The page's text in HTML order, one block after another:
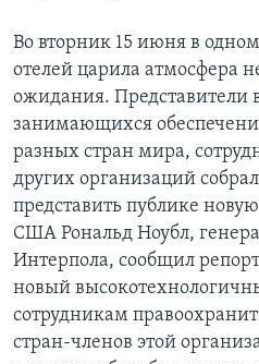
Языки
Во вторник 15 июня в
отелей царила атмосфера
ожидания. Представители
занимающихся
разных стран мира,
других организаций
представить публике
США Рональд Ноубл,
Интерпола, сообщил
новый
сотрудникам
стран-членов этой